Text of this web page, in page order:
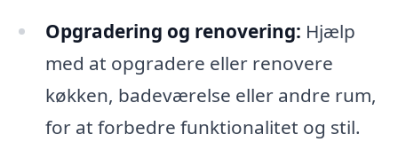
Opgradering og renovering: Hjælp
med at opgradere eller renovere
køkken, badeværelse eller andre rum,
for at forbedre funktionalitet og stil.